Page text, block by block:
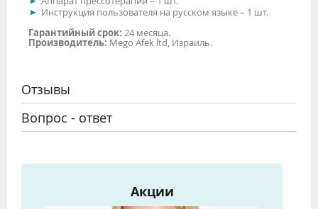
Инструкция пользователя на русском языке – 1 шт.
Гарантийный срок: 24 месяца.
Производитель: Mego Afek ltd, Израиль.
Отзывы
Вопрос - ответ
Акции